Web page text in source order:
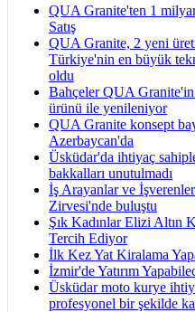
QUA Granite'ten 1
Satış
QUA Granite, 2 yeni
Türkiye'nin en büyük
oldu
Bahçeler QUA
ürünü ile yenileniyor
QUA Granite konsept
Azerbaycan'da
Üsküdar'da ihtiyaç
bakkalları unutulmadı
İş Arayanlar ve
Zirvesi'nde buluştu
Şık Kadınlar Elizi Altın
Tercih Ediyor
İlk Kez Yat Kiralama
İzmir'de Yatırım
Üsküdar moto kurye
profesyonel bir şekilde